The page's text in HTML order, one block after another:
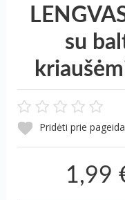
su
Pridėti prie
1,99